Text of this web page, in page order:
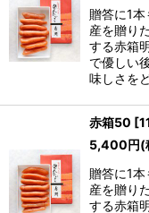
贈答に1
産を贈り
する赤箱
で優しい
味しさを
赤箱50 [
5,400円(
贈答に1
産を贈り
する赤箱